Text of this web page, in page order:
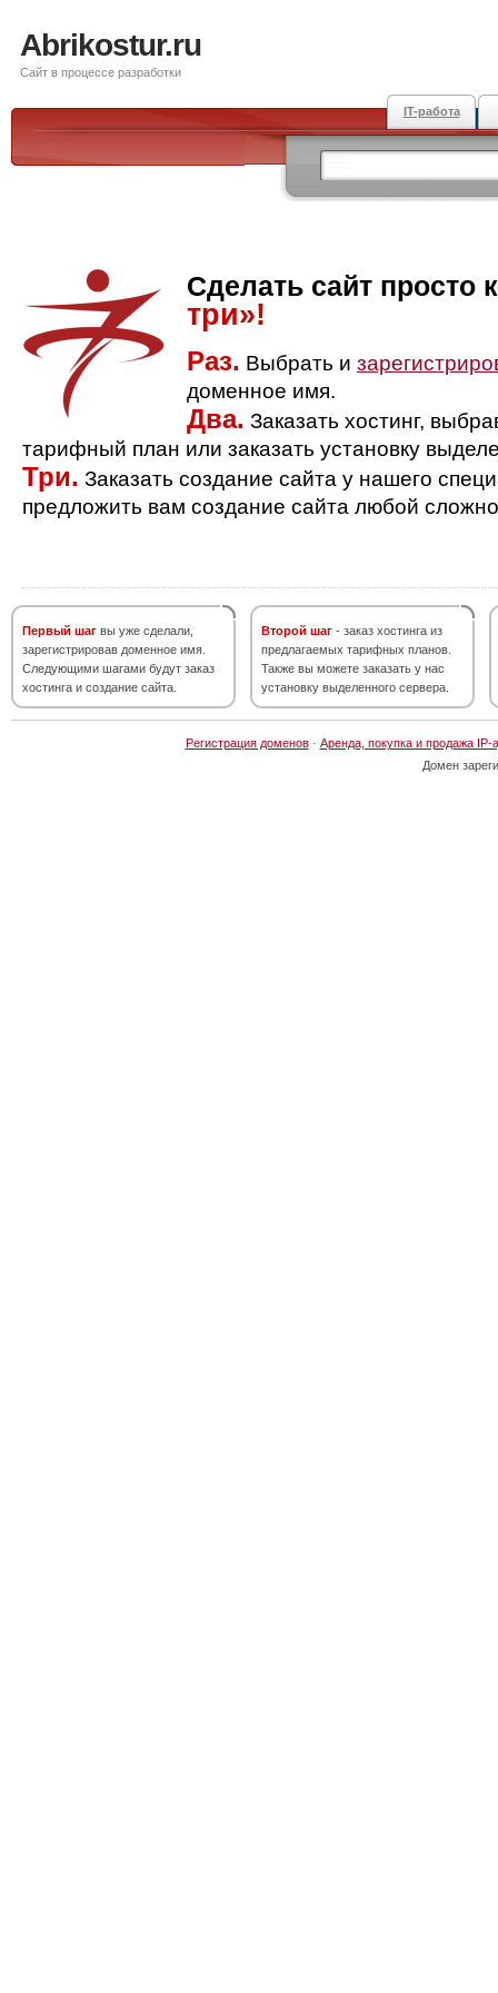
Abrikostur.ru
Сайт в процессе разработки
IT-работа
Сделать сайт просто
три»!
Раз. Выбрать и
доменное имя.
Два. Заказать хостинг,
тарифный план или заказать установку
Три. Заказать создание сайта у нашего
предложить вам создание сайта любой
Первый шаг вы уже сделали,
зарегистрировав доменное имя.
Следующими шагами будут заказ
хостинга и создание сайта.
Второй шаг - заказ хостинга из
предлагаемых тарифных планов.
Также вы можете заказать у нас
установку выделенного сервера.
Регистрация доменов· Аренда, покупка и продажа IP-
Домен